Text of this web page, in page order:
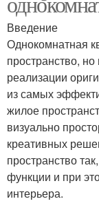
Введение
Однокомнатная
пространство,
реализации
из самых
жилое
визуально
креативных
пространство
функции и при
интерьера.